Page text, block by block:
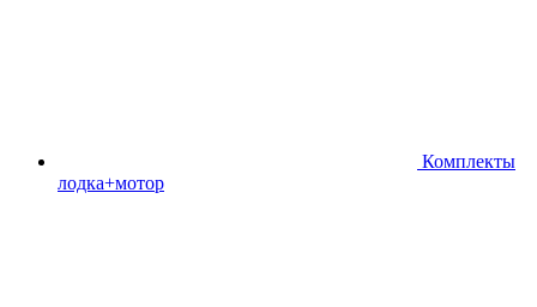
Комплекты
лодка+мотор